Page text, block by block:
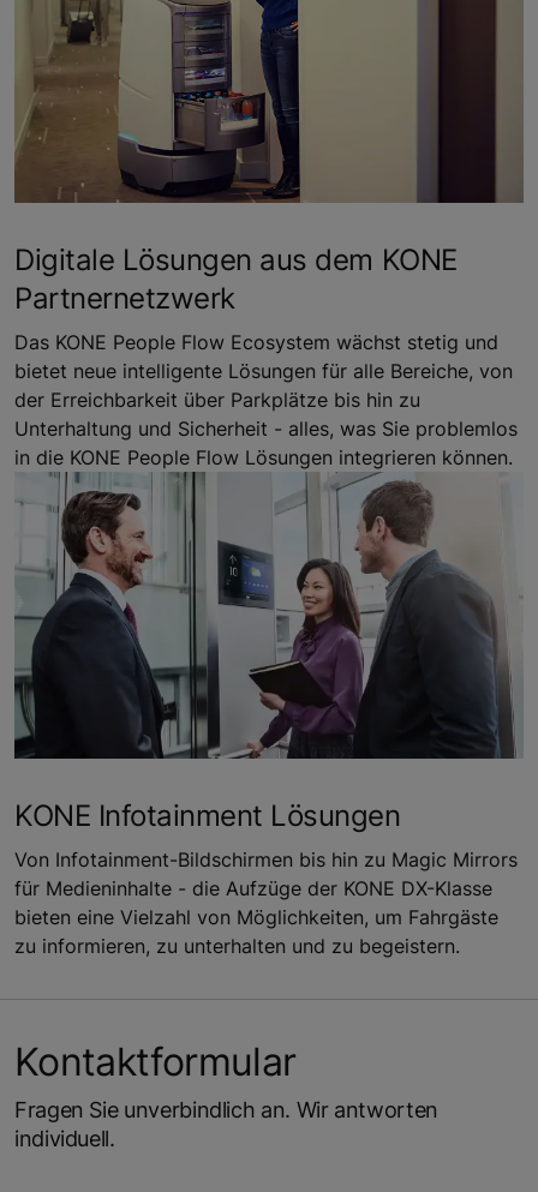
Digitale Lösungen aus dem KONE
Partnernetzwerk
Das KONE People Flow Ecosystem wächst stetig und
bietet neue intelligente Lösungen für alle Bereiche, von
der Erreichbarkeit über Parkplätze bis hin zu
Unterhaltung und Sicherheit - alles, was Sie problemlos
in die KONE People Flow Lösungen integrieren können.
KONE Infotainment Lösungen
Von Infotainment-Bildschirmen bis hin zu Magic Mirrors
für Medieninhalte - die Aufzüge der KONE DX-Klasse
bieten eine Vielzahl von Möglichkeiten, um Fahrgäste
zu informieren, zu unterhalten und zu begeistern.
Kontaktformular
Fragen Sie unverbindlich an. Wir antworten
individuell.